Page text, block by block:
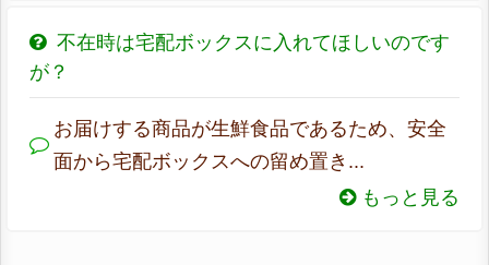
不在時は宅配ボックスに入れてほしいのです
が？
お届けする商品が生鮮食品であるため、安全
面から宅配ボックスへの留め置き...
もっと見る